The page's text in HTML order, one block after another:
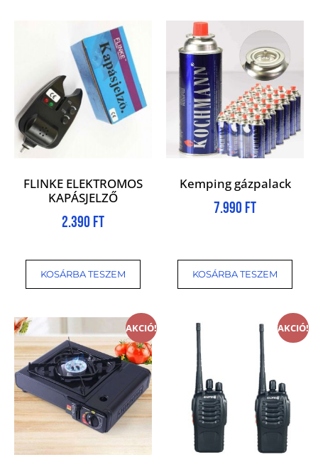
FLINKE ELEKTROMOS
KAPÁSJELZŐ
2.390 Ft
KOSÁRBA TESZEM
Kemping gázpalack
7.990 Ft
KOSÁRBA TESZEM
AKCIÓ! AKCIÓ!